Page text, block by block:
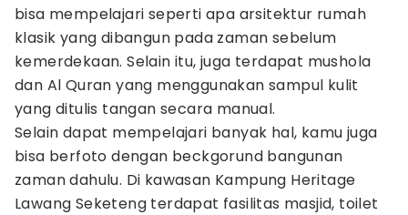
bisa mempelajari seperti apa arsitektur rumah
klasik yang dibangun pada zaman sebelum
kemerdekaan. Selain itu, juga terdapat mushola
dan Al Quran yang menggunakan sampul kulit
yang ditulis tangan secara manual.
Selain dapat mempelajari banyak hal, kamu juga
bisa berfoto dengan beckgorund bangunan
zaman dahulu. Di kawasan Kampung Heritage
Lawang Seketeng terdapat fasilitas masjid, toilet